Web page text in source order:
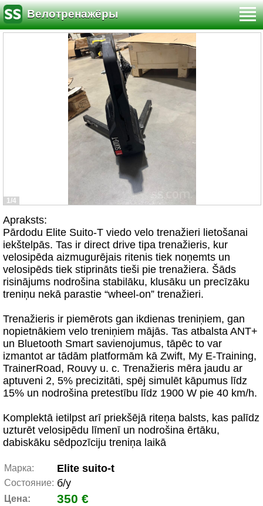
Велотренажёры
1/4
Apraksts:
Pārdodu Elite Suito-T viedo velo trenažieri lietošanai
iekštelpās. Tas ir direct drive tipa trenažieris, kur
velosipēda aizmugurējais ritenis tiek noņemts un
velosipēds tiek stiprināts tieši pie trenažiera. Šāds
risinājums nodrošina stabilāku, klusāku un precīzāku
treniņu nekā parastie “wheel-on” trenažieri.
Trenažieris ir piemērots gan ikdienas treniņiem, gan
nopietnākiem velo treniņiem mājās. Tas atbalsta ANT+
un Bluetooth Smart savienojumus, tāpēc to var
izmantot ar tādām platformām kā Zwift, My E-Training,
TrainerRoad, Rouvy u. c. Trenažieris mēra jaudu ar
aptuveni 2, 5% precizitāti, spēj simulēt kāpumus līdz
15% un nodrošina pretestību līdz 1900 W pie 40 km/h.
Komplektā ietilpst arī priekšējā riteņa balsts, kas palīdz
uzturēt velosipēdu līmenī un nodrošina ērtāku,
dabiskāku sēdpozīciju treniņa laikā
Марка: Elite suito-t
Состояние: б/у
Цена: 350 €